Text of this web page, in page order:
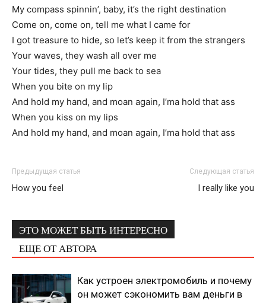
My compass spinnin’, baby, it’s the right destination
Come on, come on, tell me what I came for
I got treasure to hide, so let’s keep it from the strangers
Your waves, they wash all over me
Your tides, they pull me back to sea
When you bite on my lip
And hold my hand, and moan again, I’ma hold that ass
When you kiss on my lips
And hold my hand, and moan again, I’ma hold that ass
Предыдущая статья
How you feel
Следующая статья
I really like you
ЭТО МОЖЕТ БЫТЬ ИНТЕРЕСНО
ЕЩЕ ОТ АВТОРА
Как устроен электромобиль и почему
он может сэкономить вам деньги в